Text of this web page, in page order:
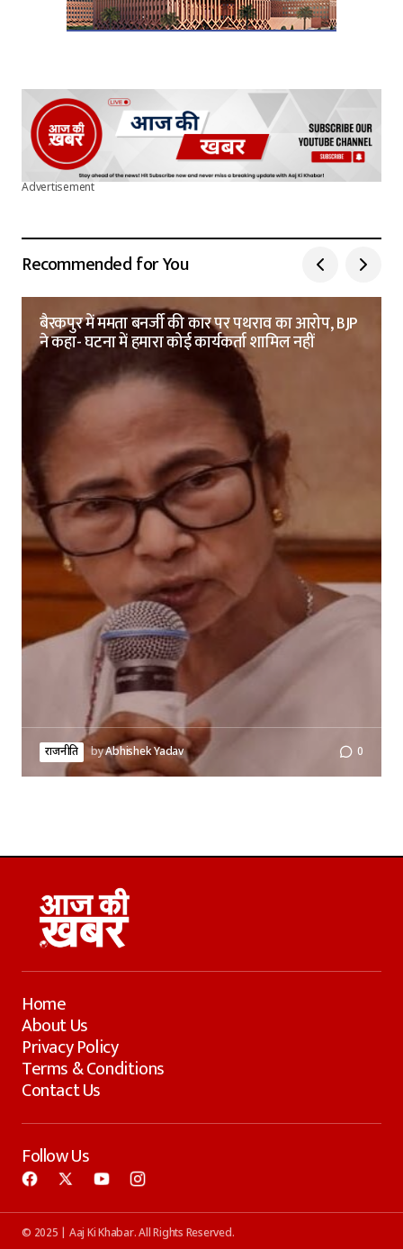
Advertisement
Recommended for You
बैरकपुर में ममता बनर्जी की कार पर पथराव का आरोप, BJP
ने कहा- घटना में हमारा कोई कार्यकर्ता शामिल नहीं
राजनीति byAbhishek Yadav 0
Home
About Us
Privacy Policy
Terms & Conditions
Contact Us
Follow Us
© 2025 | Aaj Ki Khabar. All Rights Reserved.